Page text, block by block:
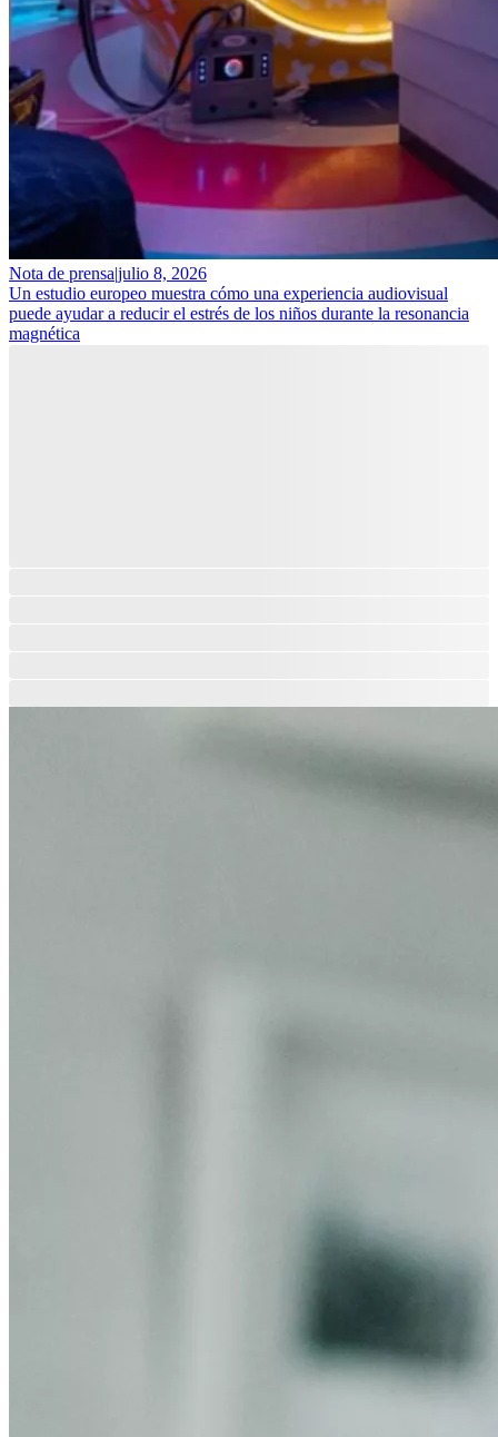
Nota de prensa|julio 8, 2026
Un estudio europeo muestra cómo una experiencia audiovisual
puede ayudar a reducir el estrés de los niños durante la resonancia
magnética